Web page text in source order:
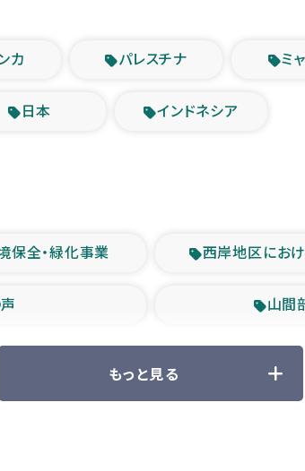
カ パレスチナ ミ
日本 インドネシア
保全・緑化事業 西岸地区にお
山間
森
支援 大雨
シリア国
もっと見る